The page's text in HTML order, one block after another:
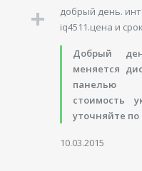
добрый день.
iq4511.цена и
Добрый
меняется
панелью
стоимость
уточняйте
10.03.2015